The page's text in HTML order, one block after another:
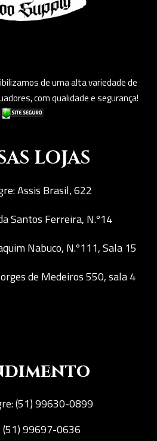
de uma alta variedade de
com qualidade e segurança!
LOJAS
Assis Brasil, 622
Santos Ferreira, N.º14
Nabuco, N.º111, Sala 15
de Medeiros 550, sala 4
(51) 99630-0899
(51) 99697-0636